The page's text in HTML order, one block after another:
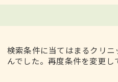
検索条件に当てはまるクリ
んでした。再度条件を変更し